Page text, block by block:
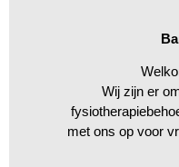
Wij zijn er
met ons op voor